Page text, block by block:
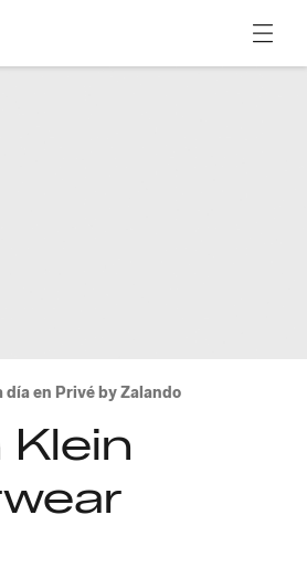
día en Privé by Zalando
Klein